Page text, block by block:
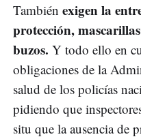
También exigen la
protección,
buzos. Y todo ello en
obligaciones de la
salud de los policías
pidiendo que
situ que la ausencia de